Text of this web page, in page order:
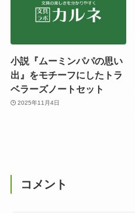
小説『ムーミンパパの思い
出』をモチーフにしたトラ
ベラーズノートセット
2025年11月4日
コメント